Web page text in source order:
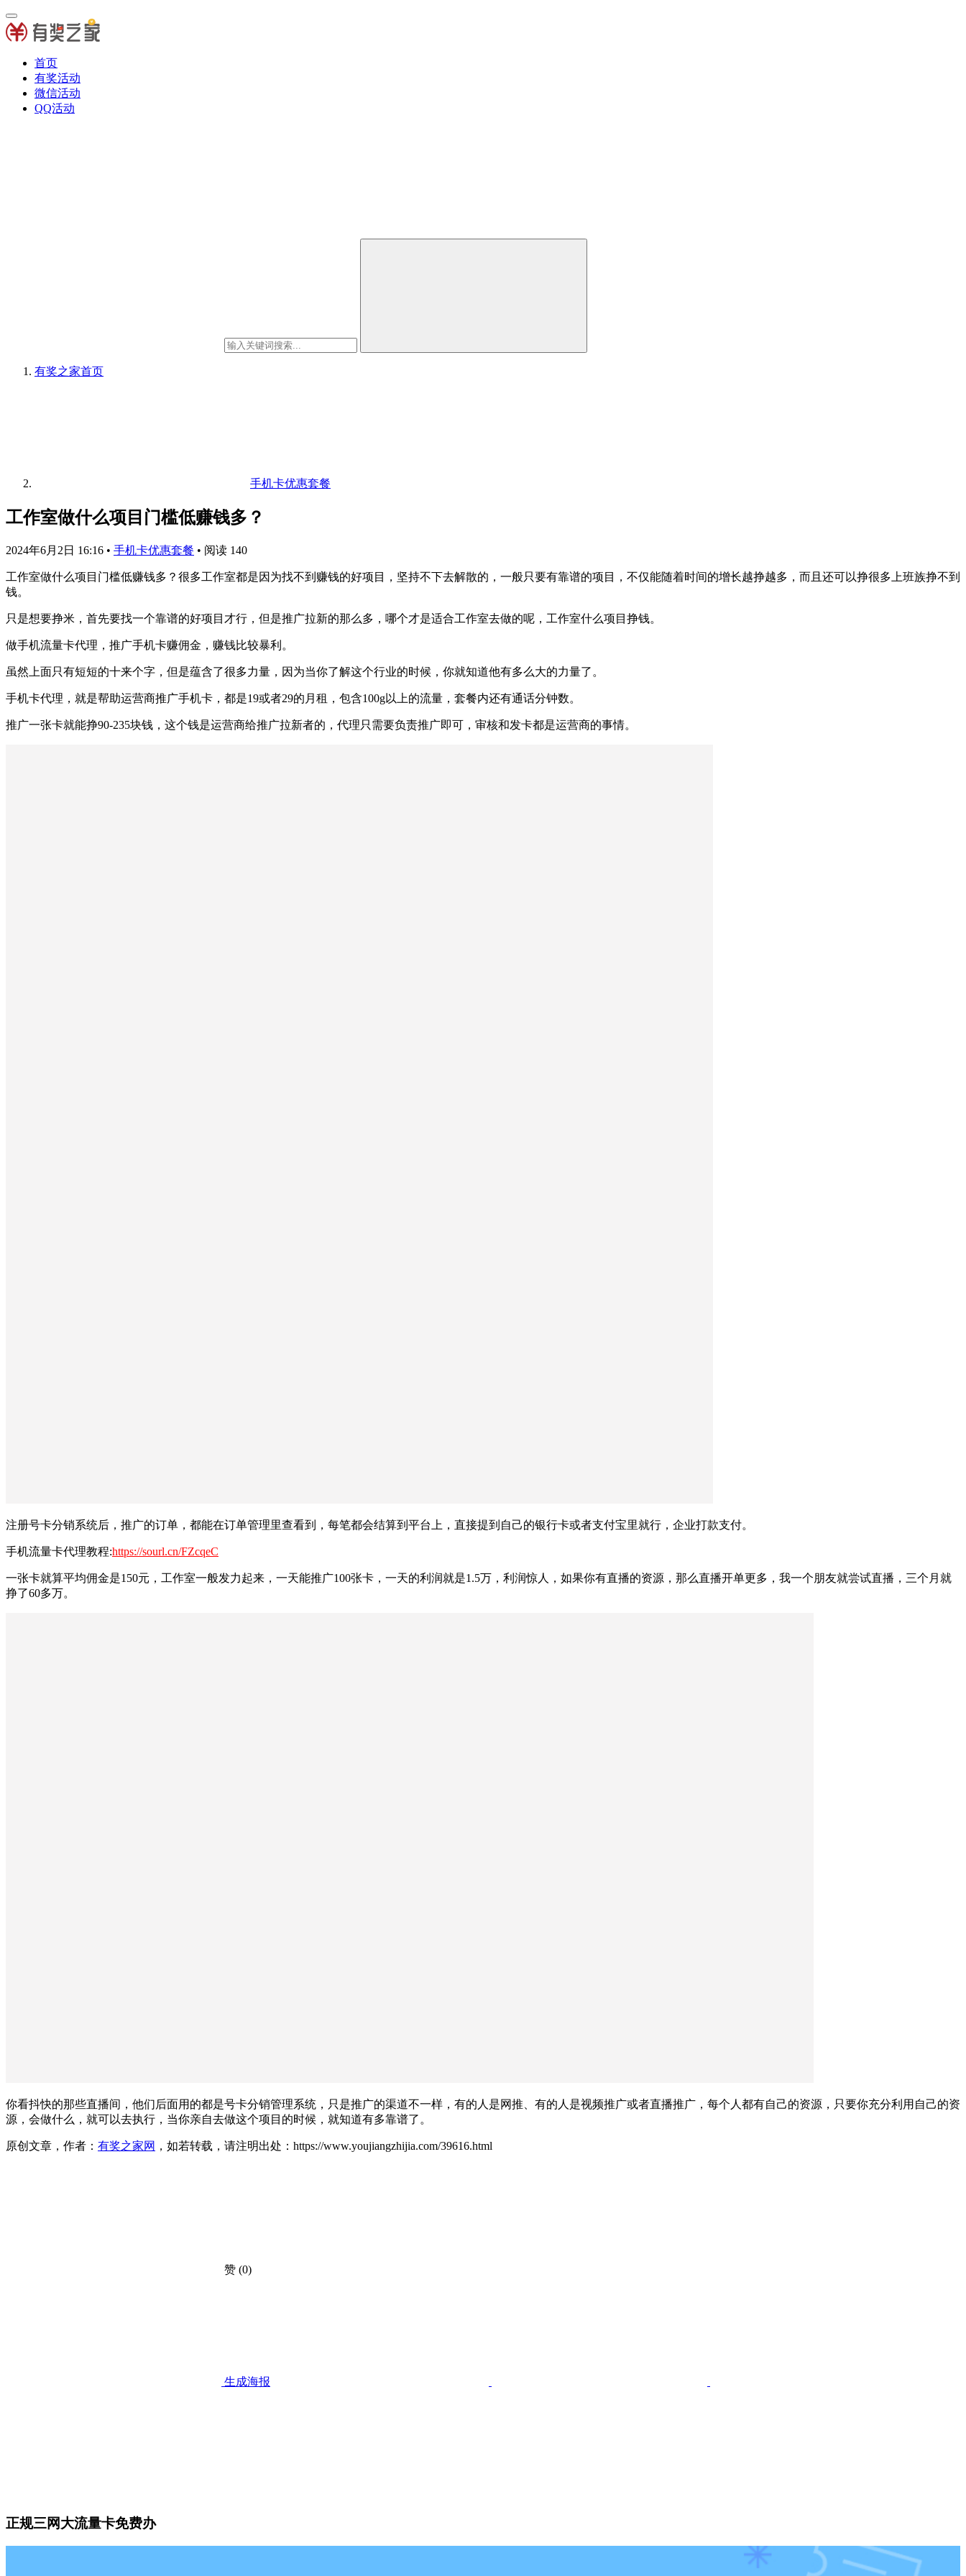
首页
有奖活动
微信活动
QQ活动
有奖之家首页
手机卡优惠套餐
工作室做什么项目门槛低赚钱多？
2024年6月2日 16:16 • 手机卡优惠套餐 • 阅读 140
工作室做什么项目门槛低赚钱多？很多工作室都是因为找不到赚钱的好项目，坚持不下去解散的，一般只要有靠谱的项目，不仅能随着时间的增长越挣越多，而且还可以挣很多上班族挣不到
钱。
只是想要挣米，首先要找一个靠谱的好项目才行，但是推广拉新的那么多，哪个才是适合工作室去做的呢，工作室什么项目挣钱。
做手机流量卡代理，推广手机卡赚佣金，赚钱比较暴利。
虽然上面只有短短的十来个字，但是蕴含了很多力量，因为当你了解这个行业的时候，你就知道他有多么大的力量了。
手机卡代理，就是帮助运营商推广手机卡，都是19或者29的月租，包含100g以上的流量，套餐内还有通话分钟数。
推广一张卡就能挣90-235块钱，这个钱是运营商给推广拉新者的，代理只需要负责推广即可，审核和发卡都是运营商的事情。
注册号卡分销系统后，推广的订单，都能在订单管理里查看到，每笔都会结算到平台上，直接提到自己的银行卡或者支付宝里就行，企业打款支付。
手机流量卡代理教程:https://sourl.cn/FZcqeC
一张卡就算平均佣金是150元，工作室一般发力起来，一天能推广100张卡，一天的利润就是1.5万，利润惊人，如果你有直播的资源，那么直播开单更多，我一个朋友就尝试直播，三个月就
挣了60多万。
你看抖快的那些直播间，他们后面用的都是号卡分销管理系统，只是推广的渠道不一样，有的人是网推、有的人是视频推广或者直播推广，每个人都有自己的资源，只要你充分利用自己的资
源，会做什么，就可以去执行，当你亲自去做这个项目的时候，就知道有多靠谱了。
原创文章，作者： 有奖之家网 ，如若转载，请注明出处：https://www.youjiangzhijia.com/39616.html
赞 (0)
生成海报
正规三网大流量卡免费办